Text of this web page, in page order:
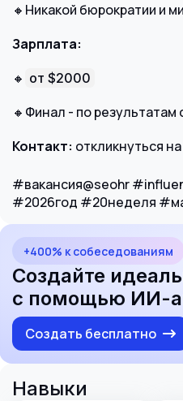
🔸Никакой бюрократии и
Зарплата:
🔸 от $2000
🔸Финал - по
Контакт: откликнуться
#вакансия@seohr
#2026год #20неделя
+400% к собеседованиям
Создайте
с помощью ИИ-
Создать бесплатно
Навыки